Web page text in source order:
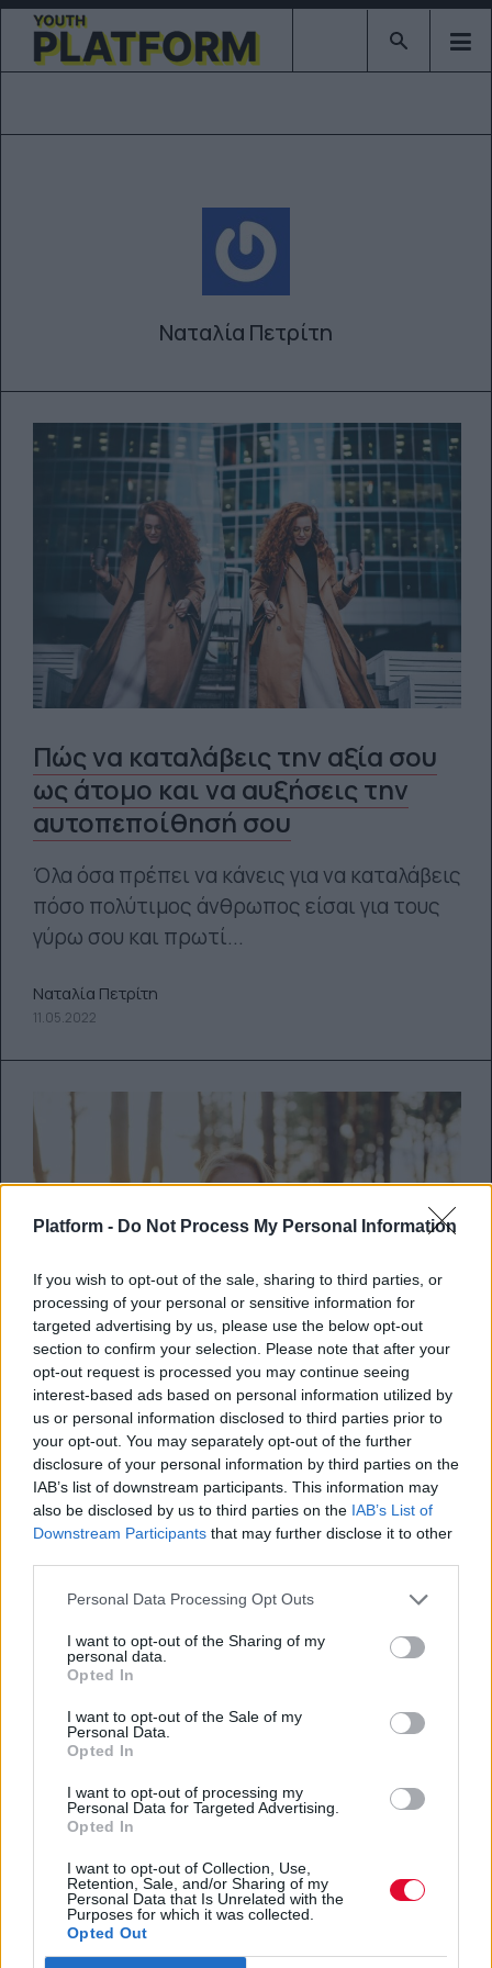
Platform - Do Not Process My Personal Information
If you wish to opt-out of the sale, sharing to third parties, or
processing of your personal or sensitive information for
targeted advertising by us, please use the below opt-out
section to confirm your selection. Please note that after your
opt-out request is processed you may continue seeing
interest-based ads based on personal information utilized by
us or personal information disclosed to third parties prior to
your opt-out. You may separately opt-out of the further
disclosure of your personal information by third parties on the
IAB’s list of downstream participants. This information may
also be disclosed by us to third parties on the IAB’s List of
Downstream Participants that may further disclose it to other
Personal Data Processing Opt Outs
I want to opt-out of the Sharing of my
personal data.
Opted In
I want to opt-out of the Sale of my
Personal Data.
Opted In
I want to opt-out of processing my
Personal Data for Targeted Advertising.
Opted In
I want to opt-out of Collection, Use,
Retention, Sale, and/or Sharing of my
Personal Data that Is Unrelated with the
Purposes for which it was collected.
Opted Out
Type 2 or
Ναταλία Πετρίτη
Πώς να καταλάβεις την αξία σου
ως άτομο και να αυξήσεις την
αυτοπεποίθησή σου
Όλα όσα πρέπει να κάνεις για να καταλάβεις
πόσο πολύτιμος άνθρωπος είσαι για τους
γύρω σου και πρωτί...
Ναταλία Πετρίτη
11.05.2022
Γιατί αξίζει το να το πάτε αργά
πριν να εξελιχθεί η σχέση σας;
Χρειάζεται λίγος περισσότερος χρόνος για
να ωριμάσουν τα πράγματα στη μεταξύ σας
σχέση
10.05.2022